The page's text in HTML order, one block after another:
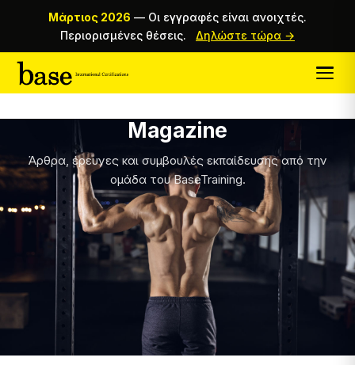
Μάρτιος 2026 — Οι εγγραφές είναι ανοιχτές.
Περιορισμένες θέσεις.
Δηλώστε τώρα →
Magazine
Άρθρα, έρευνες και συμβουλές εκπαίδευσης από την
ομάδα του BaseTraining.